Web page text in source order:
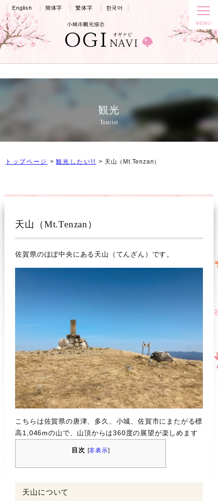
English 簡体字 繁体字 한국어
観光
Tourist
トップページ 観光したい!! 天山（Mt.Tenzan）
天山（Mt.Tenzan）
佐賀県のほぼ中央にある天山（てんざん）です。
こちらは佐賀県の唐津、多久、小城、佐賀市にまたがる標
高1,046mの山で、山頂からは360度の展望が楽しめます
目次 [非表示]
天山について